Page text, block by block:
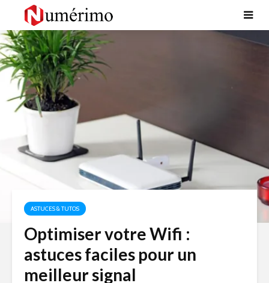
ASTUCES & TUTOS
Optimiser votre Wifi :
astuces faciles pour un
meilleur signal